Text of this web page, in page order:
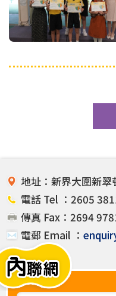
地址：新界大圍新翠
電話 Tel ：2605
傳真 Fax：2694
電郵 Email ：